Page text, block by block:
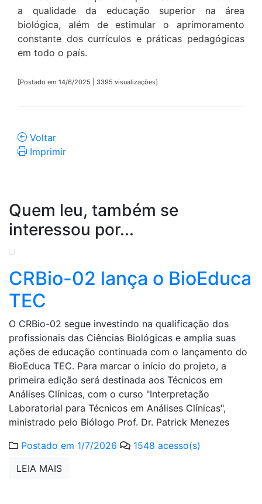
a qualidade da educação superior na área
biológica, além de estimular o aprimoramento
constante dos currículos e práticas pedagógicas
em todo o país.
[Postado em 14/6/2025 | 3395 visualizações]
Voltar
Imprimir
Quem leu, também se
interessou por...
CRBio-02 lança o BioEduca
TEC
O CRBio-02 segue investindo na qualificação dos
profissionais das Ciências Biológicas e amplia suas
ações de educação continuada com o lançamento do
BioEduca TEC. Para marcar o início do projeto, a
primeira edição será destinada aos Técnicos em
Análises Clínicas, com o curso "Interpretação
Laboratorial para Técnicos em Análises Clínicas",
ministrado pelo Biólogo Prof. Dr. Patrick Menezes
Postado em 1/7/2026
1548 acesso(s)
LEIA MAIS